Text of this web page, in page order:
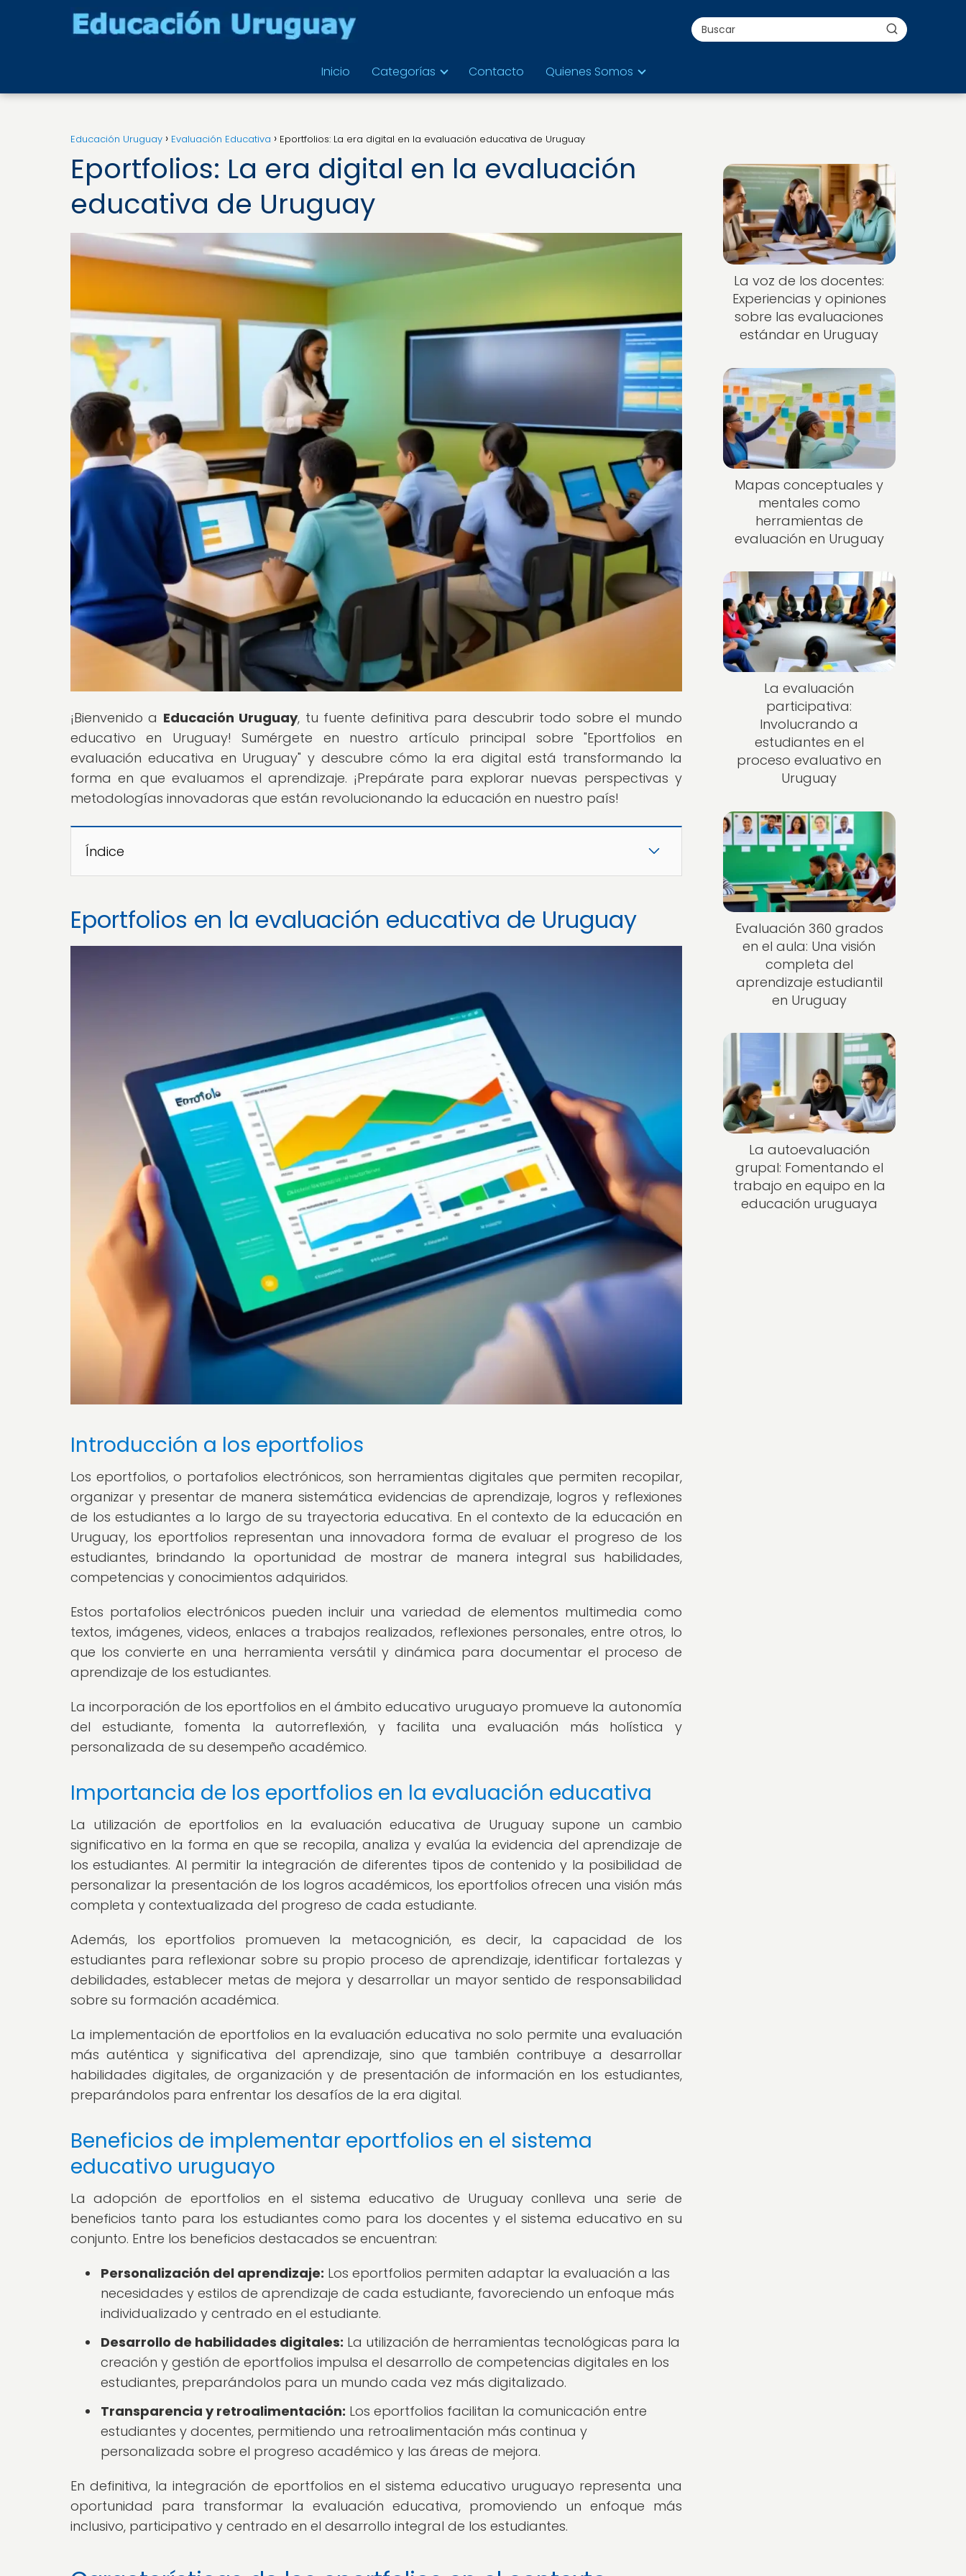
Inicio Categorías Contacto Quienes Somos
Educación Uruguay Evaluación Educativa Eportfolios: La era digital en la evaluación educativa de Uruguay
Eportfolios: La era digital en la evaluación
educativa de Uruguay
¡Bienvenido a Educación Uruguay, tu fuente definitiva para descubrir todo sobre el mundo
educativo en Uruguay! Sumérgete en nuestro artículo principal sobre "Eportfolios en
evaluación educativa en Uruguay" y descubre cómo la era digital está transformando la
forma en que evaluamos el aprendizaje. ¡Prepárate para explorar nuevas perspectivas y
metodologías innovadoras que están revolucionando la educación en nuestro país!
Índice
Eportfolios en la evaluación educativa de Uruguay
Introducción a los eportfolios
Los eportfolios, o portafolios electrónicos, son herramientas digitales que permiten recopilar,
organizar y presentar de manera sistemática evidencias de aprendizaje, logros y reflexiones
de los estudiantes a lo largo de su trayectoria educativa. En el contexto de la educación en
Uruguay, los eportfolios representan una innovadora forma de evaluar el progreso de los
estudiantes, brindando la oportunidad de mostrar de manera integral sus habilidades,
competencias y conocimientos adquiridos.
Estos portafolios electrónicos pueden incluir una variedad de elementos multimedia como
textos, imágenes, videos, enlaces a trabajos realizados, reflexiones personales, entre otros, lo
que los convierte en una herramienta versátil y dinámica para documentar el proceso de
aprendizaje de los estudiantes.
La incorporación de los eportfolios en el ámbito educativo uruguayo promueve la autonomía
del estudiante, fomenta la autorreflexión, y facilita una evaluación más holística y
personalizada de su desempeño académico.
Importancia de los eportfolios en la evaluación educativa
La utilización de eportfolios en la evaluación educativa de Uruguay supone un cambio
significativo en la forma en que se recopila, analiza y evalúa la evidencia del aprendizaje de
los estudiantes. Al permitir la integración de diferentes tipos de contenido y la posibilidad de
personalizar la presentación de los logros académicos, los eportfolios ofrecen una visión más
completa y contextualizada del progreso de cada estudiante.
Además, los eportfolios promueven la metacognición, es decir, la capacidad de los
estudiantes para reflexionar sobre su propio proceso de aprendizaje, identificar fortalezas y
debilidades, establecer metas de mejora y desarrollar un mayor sentido de responsabilidad
sobre su formación académica.
La implementación de eportfolios en la evaluación educativa no solo permite una evaluación
más auténtica y significativa del aprendizaje, sino que también contribuye a desarrollar
habilidades digitales, de organización y de presentación de información en los estudiantes,
preparándolos para enfrentar los desafíos de la era digital.
Beneficios de implementar eportfolios en el sistema
educativo uruguayo
La adopción de eportfolios en el sistema educativo de Uruguay conlleva una serie de
beneficios tanto para los estudiantes como para los docentes y el sistema educativo en su
conjunto. Entre los beneficios destacados se encuentran:
Personalización del aprendizaje: Los eportfolios permiten adaptar la evaluación a las
necesidades y estilos de aprendizaje de cada estudiante, favoreciendo un enfoque más
individualizado y centrado en el estudiante.
Desarrollo de habilidades digitales: La utilización de herramientas tecnológicas para la
creación y gestión de eportfolios impulsa el desarrollo de competencias digitales en los
estudiantes, preparándolos para un mundo cada vez más digitalizado.
Transparencia y retroalimentación: Los eportfolios facilitan la comunicación entre
estudiantes y docentes, permitiendo una retroalimentación más continua y
personalizada sobre el progreso académico y las áreas de mejora.
En definitiva, la integración de eportfolios en el sistema educativo uruguayo representa una
oportunidad para transformar la evaluación educativa, promoviendo un enfoque más
inclusivo, participativo y centrado en el desarrollo integral de los estudiantes.
La voz de los docentes:
Experiencias y opiniones
sobre las evaluaciones
estándar en Uruguay
Mapas conceptuales y
mentales como
herramientas de
evaluación en Uruguay
La evaluación
participativa:
Involucrando a
estudiantes en el
proceso evaluativo en
Uruguay
Evaluación 360 grados
en el aula: Una visión
completa del
aprendizaje estudiantil
en Uruguay
La autoevaluación
grupal: Fomentando el
trabajo en equipo en la
educación uruguaya